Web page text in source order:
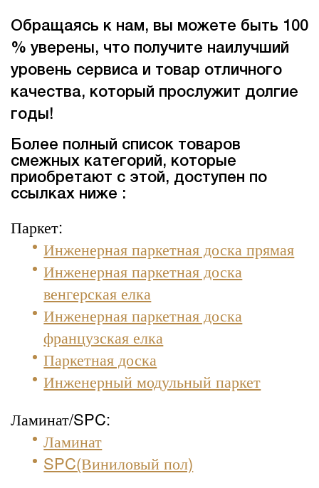
Обращаясь к нам, вы можете быть 100
% уверены, что получите наилучший
уровень сервиса и товар отличного
качества, который прослужит долгие
годы!
Более полный список товаров
смежных категорий, которые
приобретают с этой, доступен по
ссылках ниже :
Паркет:
Инженерная паркетная доска прямая
Инженерная паркетная доска
венгерская елка
Инженерная паркетная доска
французская елка
Паркетная доска
Инженерный модульный паркет
Ламинат/SPC:
Ламинат
SPC(Виниловый пол)